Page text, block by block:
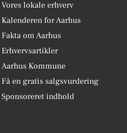
Vores lokale erhverv
Kalenderen for Aarhus
Fakta om Aarhus
Erhvervsartikler
Aarhus Kommune
Få en gratis salgsvurdering
Sponsoreret indhold